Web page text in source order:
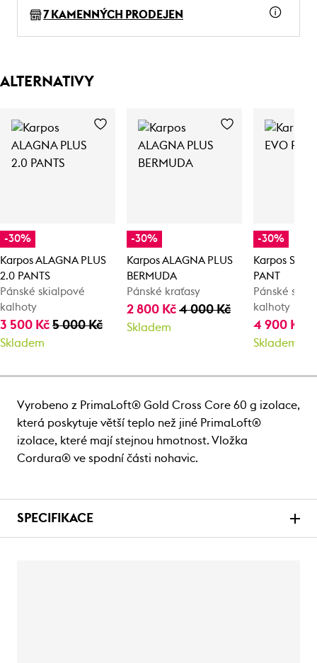
7 KAMENNÝCH PRODEJEN
ALTERNATIVY
-30%
Karpos ALAGNA PLUS
2.0 PANTS
Pánské skialpové
kalhoty
3 500 Kč 5 000 Kč
Skladem
-30%
Karpos ALAGNA PLUS
BERMUDA
Pánské kraťasy
2 800 Kč4 000 Kč
Skladem
-30%
Karpos
PANT
Pánské
kalhoty
4 900 Kč
Skladem
Vyrobeno z PrimaLoft® Gold Cross Core 60 g izolace,
která poskytuje větší teplo než jiné PrimaLoft®
izolace, které mají stejnou hmotnost. Vložka
Cordura® ve spodní části nohavic.
SPECIFIKACE